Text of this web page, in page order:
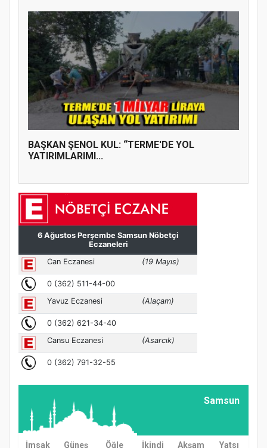
BAŞKAN ŞENOL KUL: “TERME'DE YOL
YATIRIMLARIMI...
Samsun
İmsak Güneş Öğle İkindi Akşam
Yatsı